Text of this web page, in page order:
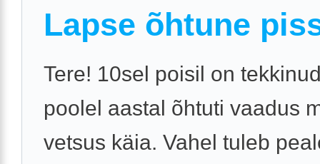
Lapse õhtune
Tere! 10sel poisil on
poolel aastal õhtuti vaadus
vetsus käia. Vahel tuleb